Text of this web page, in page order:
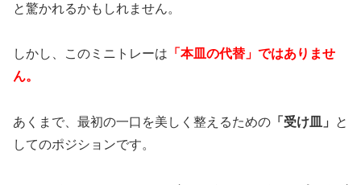
と驚かれるかもしれません。
しかし、このミニトレーは 「本皿の代替」ではありませ
ん。
あくまで、最初の一口を美しく整えるための 「受け皿」
と
してのポジションです。